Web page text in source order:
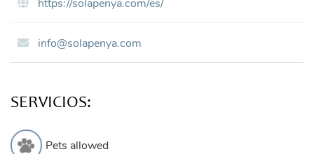
https://solapenya.com/es/
info@solapenya.com
SERVICIOS:
Pets allowed